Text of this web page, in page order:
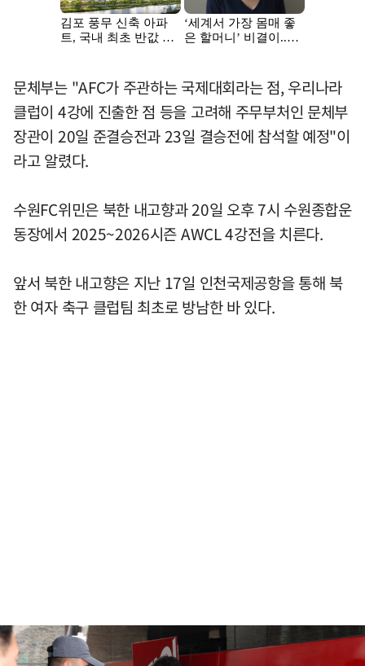
문체부는 "AFC가 주관하는 국제대회라는 점, 우리나라
클럽이 4강에 진출한 점 등을 고려해 주무부처인 문체부
장관이 20일 준결승전과 23일 결승전에 참석할 예정"이
라고 알렸다.
수원FC위민은 북한 내고향과 20일 오후 7시 수원종합운
동장에서 2025~2026시즌 AWCL 4강전을 치른다.
앞서 북한 내고향은 지난 17일 인천국제공항을 통해 북
한 여자 축구 클럽팀 최초로 방남한 바 있다.